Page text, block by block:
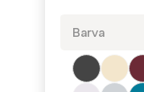
Barva